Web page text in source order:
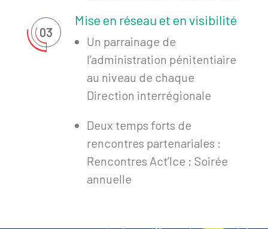
03
Mise en réseau et en visibilité
Un parrainage de
l’administration pénitentiaire
au niveau de chaque
Direction interrégionale
Deux temps forts de
rencontres partenariales :
Rencontres Act’Ice ; Soirée
annuelle